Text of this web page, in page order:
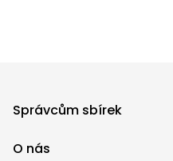
Správcům sbírek
O nás